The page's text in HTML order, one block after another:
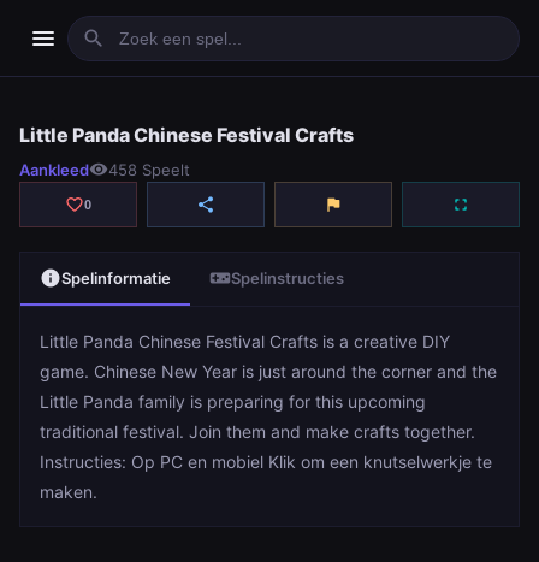
menu search
play_arrowSpelen
Little Panda Chinese Festival Crafts
Aankleedvisibility458 Speelt
favorite_border0 share flag fullscreen
infoSpelinformatie videogame_assetSpelinstructies
Little Panda Chinese Festival Crafts is a creative DIY
game. Chinese New Year is just around the corner and the
Little Panda family is preparing for this upcoming
traditional festival. Join them and make crafts together.
Instructies: Op PC en mobiel Klik om een knutselwerkje te
maken.